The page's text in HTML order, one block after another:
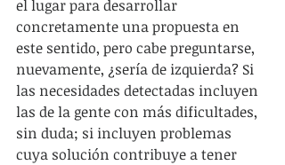
el lugar para desarrollar
concretamente una propuesta en
este sentido, pero cabe preguntarse,
nuevamente, ¿sería de izquierda? Si
las necesidades detectadas incluyen
las de la gente con más dificultades,
sin duda; si incluyen problemas
cuya solución contribuye a tener